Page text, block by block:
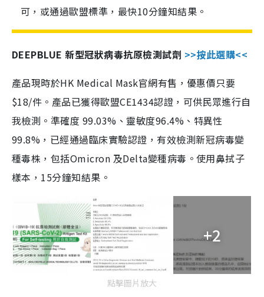
可，或通過歐盟標準，最快10分鐘知結果。
DEEPBLUE 新型冠狀病毒抗原檢測試劑 >>按此選購<<
產品現時於HK Medical Mask官網有售，優惠價只要
$18/件。產品已獲得歐盟CE1434認證，可供民眾進行自
我檢測。準確度 99.03%、靈敏度96.4%、特異性
99.8%，已經通過臨床實驗認證，有效檢測新冠病毒變
種毒株，包括Omicron 及Delta變種病毒。使用鼻拭子
樣本，15分鐘知結果。
+2
點擊圖片放大